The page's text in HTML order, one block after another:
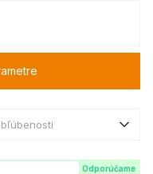
Odporúčame